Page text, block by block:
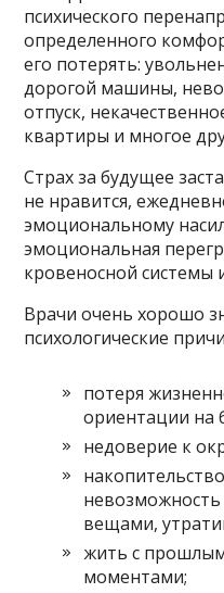
психического
определенного
его потерять:
дорогой машины,
отпуск,
квартиры и многое
Страх за будущее
не нравится,
эмоциональному
эмоциональная
кровеносной системы
Врачи очень хорошо
психологические
потеря
ориентации на
недоверие к
невозможность
вещами,
жить с
моментами;